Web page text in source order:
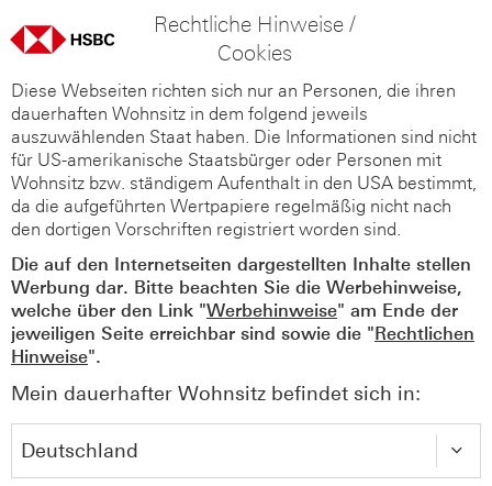
Rechtliche Hinweise /
Cookies
Diese Webseiten richten sich nur an Personen, die ihren
dauerhaften Wohnsitz in dem folgend jeweils
auszuwählenden Staat haben. Die Informationen sind nicht
für US-amerikanische Staatsbürger oder Personen mit
Wohnsitz bzw. ständigem Aufenthalt in den USA bestimmt,
da die aufgeführten Wertpapiere regelmäßig nicht nach
den dortigen Vorschriften registriert worden sind.
Die auf den Internetseiten dargestellten Inhalte stellen
Werbung dar. Bitte beachten Sie die Werbehinweise,
welche über den Link "Werbehinweise" am Ende der
jeweiligen Seite erreichbar sind sowie die "Rechtlichen
Hinweise".
Mein dauerhafter Wohnsitz befindet sich in: